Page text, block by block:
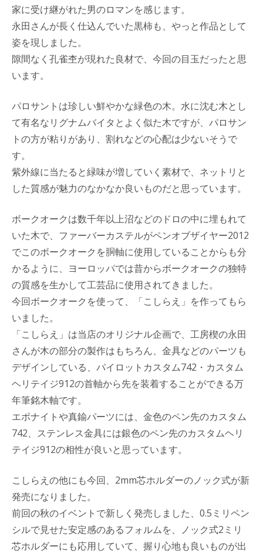
家に受け継がれた男のロマンを感じます。
永田さんが長く仕込んでいた黒柿も、やっと作品として
姿を現しました。
隙間なく孔雀杢が現れた良材で、今回の目玉だったと思
います。
パロサントは珍しい鮮やかな緑色の木。水に沈む木とし
て有名なリグナムバイタとよく似た木ですが、パロサン
トの方が粘りがあり、割れなどの心配は少ないそうで
す。
紫外線に当たると緑味が増していく素材で、ネットリと
した質感が魅力のなかなか良いものだと思っています。
ボークオークは数千年以上沼などのドロの中に埋もれて
いた木で、ファーバーカステルがペンオブザイヤー2012
でこのボークオークを胴軸に使用していることからも分
かるように、ヨーロッパでは昔からボークオークの独特
の質感を生かして工芸品に使用されてきました。
今回ボークオークを使って、「こしらえ」を作ってもら
いました。
「こしらえ」は当店のオリジナル企画で、工房楔の永田
さんが木の部分の製作はもちろん、金具などのパーツも
デザインしている、パイロットカスタム742・カスタム
ヘリテイジ912の首軸から先を装着することができる万
年筆銘木軸です。
エボナイトや真鍮パーツには、金色のペン先のカスタム
742、ステンレス金具には銀色のペン先のカスタムヘリ
テイジ912の相性が良いと思っています。
こしらえの他にも今回、2mm芯ホルダーのノック式が新
発売になりました。
前回の秋のイベントで新しく発売しました、0.5ミリペン
シルで見せた安定感のあるフォルムを、ノック式2ミリ
芯ホルダーにも応用していて、握り心地も良いものが出